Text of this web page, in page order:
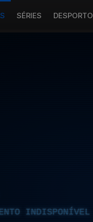
SÉRIES DESPORTO
INDISPONÍVEL